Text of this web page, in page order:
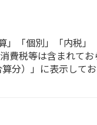
「個別」「内税」
費税等は含まれてお
分）」に表示してお